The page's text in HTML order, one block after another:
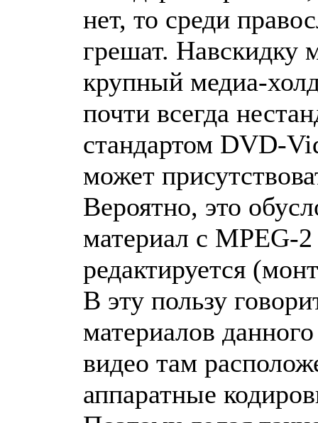
нет, то среди
грешат. Навскидку
крупный медиа-
почти всегда
стандартом DVD-
может
Вероятно, это
материал с MPEG-
редактируется
В эту пользу
материалов
видео там
аппаратные